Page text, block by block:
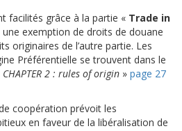
facilités grâce à la partie « Trade in
exemption de droits de douane
originaires de l’autre partie. Les
Préférentielle se trouvent dans le
2 : rules of origin » page 27
coopération prévoit les
en faveur de la libéralisation de